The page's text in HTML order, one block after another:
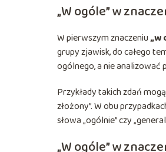
„W ogóle” w
W pierwszym znaczeniu„w
grupy zjawisk, do całego
ogólnego, a nie analizować
Przykłady takich zdań
złożony”. W obu
słowa „ogólnie” czy
„W ogóle” w